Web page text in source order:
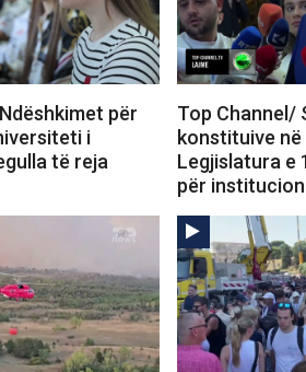
për
i
të reja
Top Channel/
konstituive
Legjislatura e
për